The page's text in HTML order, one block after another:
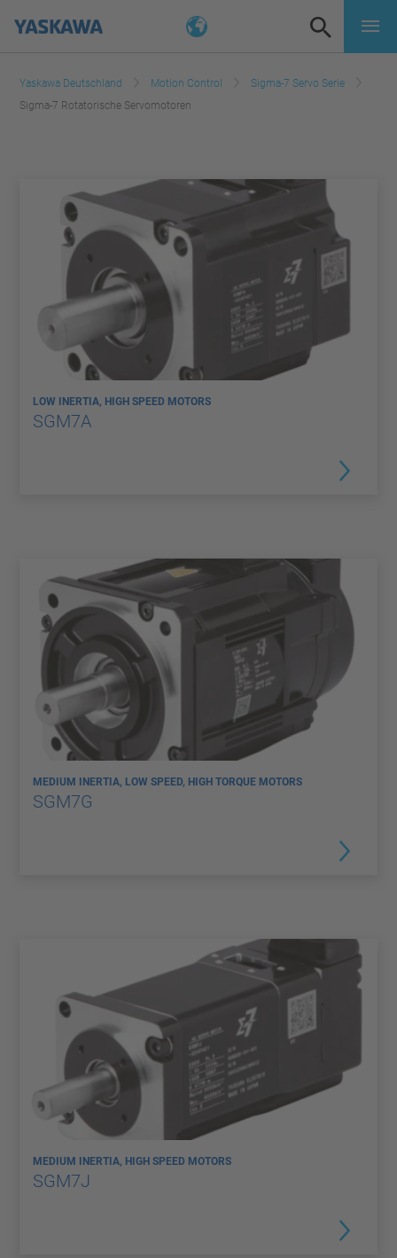
Yaskawa Deutschland Motion Control
Sigma-7 Servo Serie
Sigma-7 Rotatorische Servomotoren
LOW INERTIA, HIGH SPEED MOTORS
SGM7A
MEDIUM INERTIA, LOW SPEED, HIGH TORQUE MOTORS
SGM7G
MEDIUM INERTIA, HIGH SPEED MOTORS
SGM7J